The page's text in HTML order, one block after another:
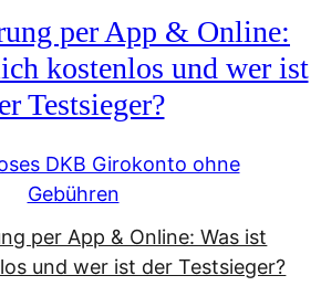
per App & Online:
kostenlos und wer ist
Testsieger?
DKB Girokonto ohne
Gebühren